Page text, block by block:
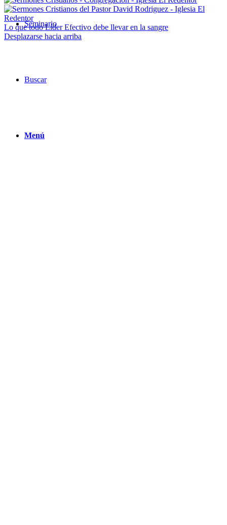
Seminario
Buscar
Menú
Lo que todo Líder Efectivo debe llevar en la sangre
Desplazarse hacia arriba